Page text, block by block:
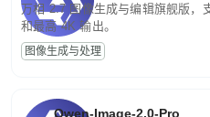
万相 2.7 图像生成与编辑旗舰版，
和最高 4K 输出。
图像生成与处理
Qwen-Image-2.0-Pro